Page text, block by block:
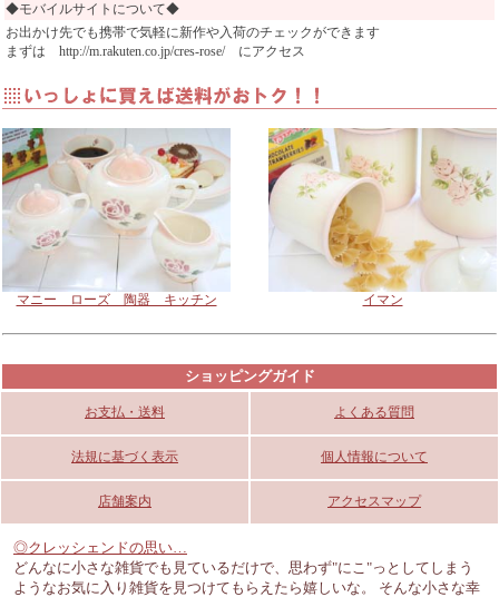
◆モバイルサイトについて◆
お出かけ先でも携帯で気軽に新作や入荷のチェックができます
まずは http://m.rakuten.co.jp/cres-rose/ にアクセス
マニー ローズ 陶器 キッチン イマン
ショッピングガイド
お支払・送料 よくある質問
法規に基づく表示 個人情報について
店舗案内 アクセスマップ
◎クレッシェンドの思い…
どんなに小さな雑貨でも見ているだけで、思わず"にこ"っとしてしまう
ようなお気に入り雑貨を見つけてもらえたら嬉しいな。 そんな小さな幸